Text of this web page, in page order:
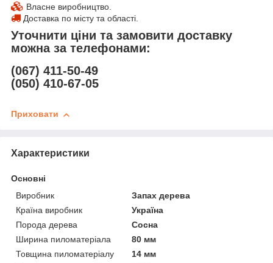
Власне виробництво.
Доставка по місту та області.
Уточнити ціни та замовити доставку
можна за телефонами:
(067) 411-50-49
(050) 410-67-05
Приховати
Характеристики
Основні
Виробник
Запах дерева
Країна виробник
Україна
Порода дерева
Сосна
Ширина пиломатеріала
80 мм
Товщина пиломатеріалу
14 мм